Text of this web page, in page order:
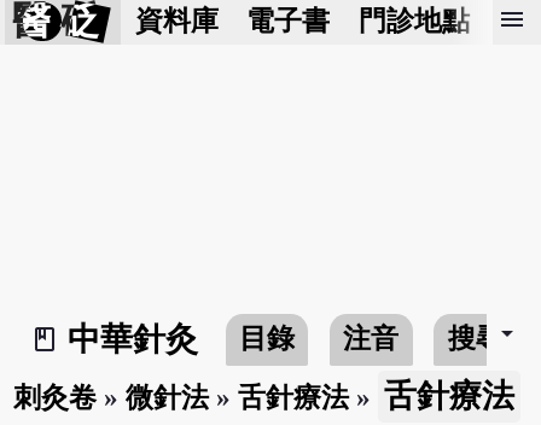
醫 砭 資料庫 電子書 門診地點 預
menu
book_2
中華針灸 目錄 注音 搜尋arrow_drop_down
刺灸卷 »微針法»舌針療法» 舌針療法